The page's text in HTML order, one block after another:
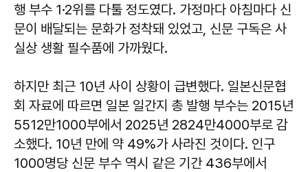
행 부수 1·2위를 다툴 정도였다. 가정마다 아침마다 신
문이 배달되는 문화가 정착돼 있었고, 신문 구독은 사
실상 생활 필수품에 가까웠다.
하지만 최근 10년 사이 상황이 급변했다. 일본신문협
회 자료에 따르면 일본 일간지 총 발행 부수는 2015년
5512만1000부에서 2025년 2824만4000부로 감
소했다. 10년 만에 약 49%가 사라진 것이다. 인구
1000명당 신문 부수 역시 같은 기간 436부에서